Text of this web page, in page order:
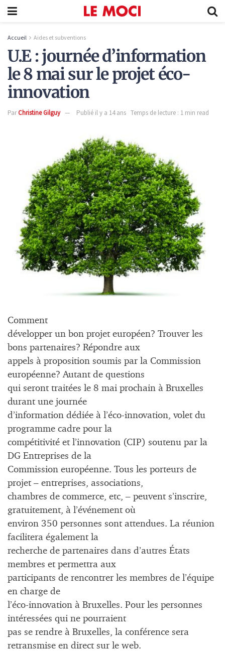
Accueil Aides et subventions
U.E : journée d’information
le 8 mai sur le projet éco-
innovation
ParChristine Gilguy Publié il y a 14 ans Temps de lecture : 1 min read
Comment
développer un bon projet européen? Trouver les
bons partenaires? Répondre aux
appels à proposition soumis par la Commission
européenne? Autant de questions
qui seront traitées le 8 mai prochain à Bruxelles
durant une journée
d’information dédiée à l’éco-innovation, volet du
programme cadre pour la
compétitivité et l’innovation (CIP) soutenu par la
DG Entreprises de la
Commission européenne. Tous les porteurs de
projet – entreprises, associations,
chambres de commerce, etc, – peuvent s’inscrire,
gratuitement, à l’événement où
environ 350 personnes sont attendues. La réunion
facilitera également la
recherche de partenaires dans d’autres États
membres et permettra aux
participants de rencontrer les membres de l’équipe
en charge de
l’éco-innovation à Bruxelles. Pour les personnes
intéressées qui ne pourraient
pas se rendre à Bruxelles, la conférence sera
retransmise en direct sur le web.